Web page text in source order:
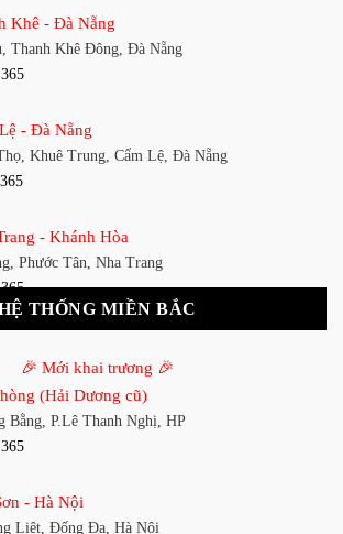
Phú Thuận, Quận 7, TP HCM
14, Bình Thạnh, TP HCM
P. 4, Tân Bình, TP HCM
2 - TP. HCM
An - Bình Dương
Phú, Thuận An, Bình Dương
Khê - Đà Nẵng
Thanh Khê Đông, Đà Nẵng
- Đà Nẵng
Khuê Trung, Cẩm Lệ, Đà Nẵng
- Khánh Hòa
Phước Tân, Nha Trang
Hưng Bình, TP Vinh, Nghệ An
Thuột
THỐNG MIỀN BẮC
🎉 Mới khai trương 🎉
(Hải Dương cũ)
Bằng, P.Lê Thanh Nghị, HP
- Hà Nội
Liệt, Đống Đa, Hà Nội